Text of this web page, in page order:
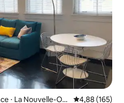
⋅ La Nouvelle-Orl
Évaluation
4,88 (165)